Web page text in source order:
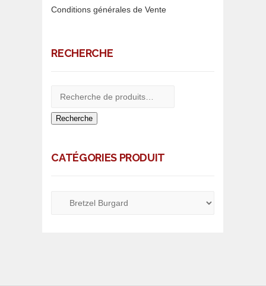
Conditions générales de Vente
RECHERCHE
Recherche
CATÉGORIES PRODUIT